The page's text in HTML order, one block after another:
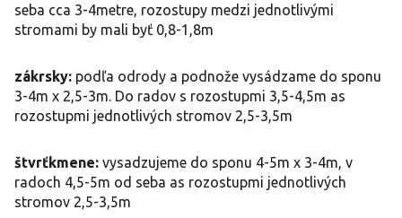
seba cca 3-4metre, rozostupy medzi jednotlivými
stromami by mali byť 0,8-1,8m
zákrsky: podľa odrody a podnože vysádzame do sponu
3-4m x 2,5-3m. Do radov s rozostupmi 3,5-4,5m as
rozostupmi jednotlivých stromov 2,5-3,5m
štvrťkmene: vysadzujeme do sponu 4-5m x 3-4m, v
radoch 4,5-5m od seba as rozostupmi jednotlivých
stromov 2,5-3,5m